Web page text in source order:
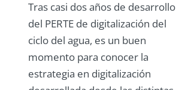
Tras casi dos años de desarrollo
del PERTE de digitalización del
ciclo del agua, es un buen
momento para conocer la
estrategia en digitalización